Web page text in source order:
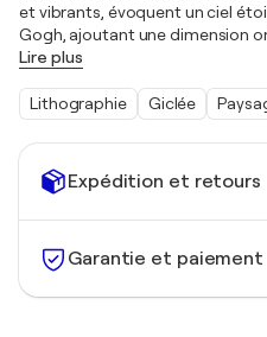
Expédition et retours
Garantie et paiement
et vibrants, évoquent un ciel
Gogh, ajoutant une dimension
Lire plus
Lithographie Giclée